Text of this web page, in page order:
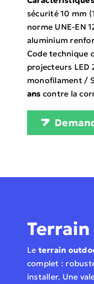
sécurité 10 mm
norme UNE-EN
aluminium
Code technique
projecteurs LED
monofilament /
ans contre la
Terrain
Le terrain
complet :
installer. Une